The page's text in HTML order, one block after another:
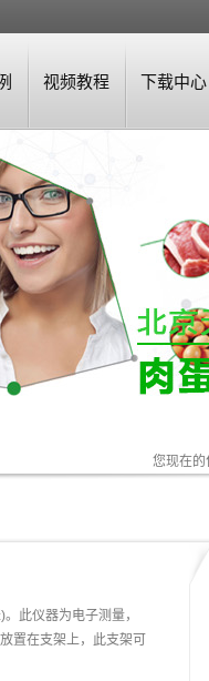
视频教程 下载中心
您现在的
此仪器为电子测量，
置在支架上，此支架可